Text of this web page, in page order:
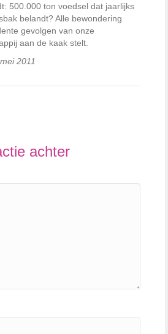
500.000 ton voedsel dat jaarlijks
belandt? Alle bewondering
gevolgen van onze
aan de kaak stelt.
2011
achter